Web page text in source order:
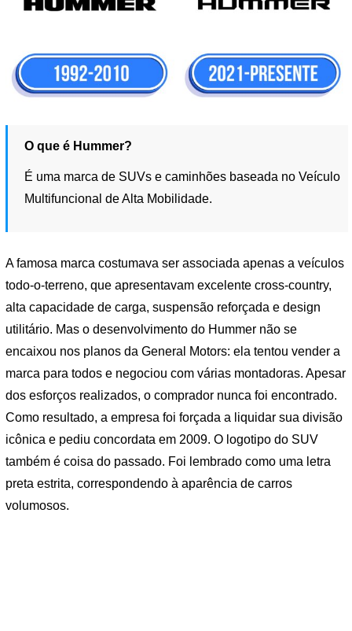
O que é Hummer?
É uma marca de SUVs e caminhões baseada no Veículo
Multifuncional de Alta Mobilidade.
A famosa marca costumava ser associada apenas a veículos
todo-o-terreno, que apresentavam excelente cross-country,
alta capacidade de carga, suspensão reforçada e design
utilitário. Mas o desenvolvimento do Hummer não se
encaixou nos planos da General Motors: ela tentou vender a
marca para todos e negociou com várias montadoras. Apesar
dos esforços realizados, o comprador nunca foi encontrado.
Como resultado, a empresa foi forçada a liquidar sua divisão
icônica e pediu concordata em 2009. O logotipo do SUV
também é coisa do passado. Foi lembrado como uma letra
preta estrita, correspondendo à aparência de carros
volumosos.